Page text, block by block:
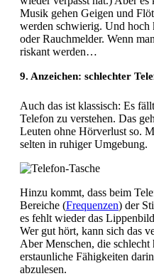
Musik gehen Geigen und
werden schwierig. Und hoch
oder Rauchmelder. Wenn
riskant werden…
9. Anzeichen: schlechter
Auch das ist klassisch: Es
Telefon zu verstehen. Das
Leuten ohne Hörverlust so.
selten in ruhiger Umgebung.
Hinzu kommt, dass beim
Bereiche (Frequenzen) der
es fehlt wieder das
Wer gut hört, kann sich das
Aber Menschen, die
erstaunliche Fähigkeiten
abzulesen.